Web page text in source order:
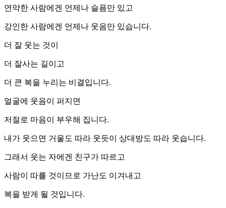
연약한 사람에겐 언제나 슬픔만 있고
강인한 사람에겐 언제나 웃음만 있습니다.
더 잘 웃는 것이
더 잘사는 길이고
더 큰 복을 누리는 비결입니다.
얼굴에 웃음이 퍼지면
저절로 마음이 부우해 집니다.
내가 웃으면 거울도 따라 웃듯이 상대방도 따라 웃습니다.
그래서 웃는 자에겐 친구가 따르고
사람이 따를 것이므로 가난도 이겨내고
복을 받게 될 것입니다.